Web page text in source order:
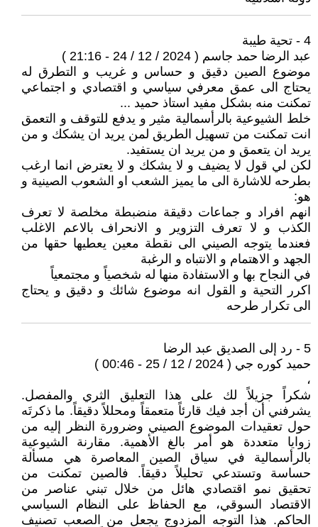
4 - تحية طيبة
عبد الرضا حمد جاسم ( 2024 / 12 / 24 - 21:16 )
موضوع الصين دقيق و حساس و غريب و التطرق له
يحتاج الى عمق معرفي سياسي و اقتصادي و اجتماعي
تمكنت منه بشكل مفيد استاذ حميد ...
خلط الشيوعية بالرأسمالية مثير و يدفع للتوقف و التعمق
انت تمكنت من تسهيل الطريق لمن يريد ان يشكك و من
يريد ان يتعمق و من يريد ان يستفيد.
لكن لي قول لا يضيف و لا يشكك و لا يعترض انما ارغب
بطرحه للاشارة الى ما يميز الشعب او الشعوب الصينية و
هو:
انهم افراد و جماعات دقيقة منضبطة مخلصة لا تعرف
الكذب و لا تعرف التزوير و الانحراف بالاعم الاغلب
فعندما يتوجه الصيني الى نقطة معين يعطيها حقها من
الجهد و الاهتمام و الانتباه و الرغبة
في النجاح بها و الاستفادة منها له شخصياً و مجتمعياً
اكرر التحية و القول انه موضوع شائك و دقيق و يحتاج
الى تكرار طرحه
5 - رد إلى الصديق عبد الرضا
حميد كوره جي ( 2024 / 12 / 25 - 00:46 )
،
شكراً جزيلاً لك على هذا التعليق الثري والمفصل.
يشرفني أن أجد فيك قارئاً متعمقاً ومحللاً دقيقاً. ما ذكرتَه
حول تعقيدات الموضوع الصيني وضرورة النظر إليه من
زوايا متعددة هو أمر بالغ الأهمية. مقارنة الشيوعية
بالرأسمالية في سياق الصين المعاصرة هي مسألة
حساسة وتستدعي تحليلاً دقيقاً. فالصين تمكنت من
تحقيق نمو اقتصادي هائل من خلال تبني عناصر من
الاقتصاد السوقي، مع الحفاظ على النظام السياسي
الحاكم. هذا التوجه المزدوج يجعل من الصعب تصنيف